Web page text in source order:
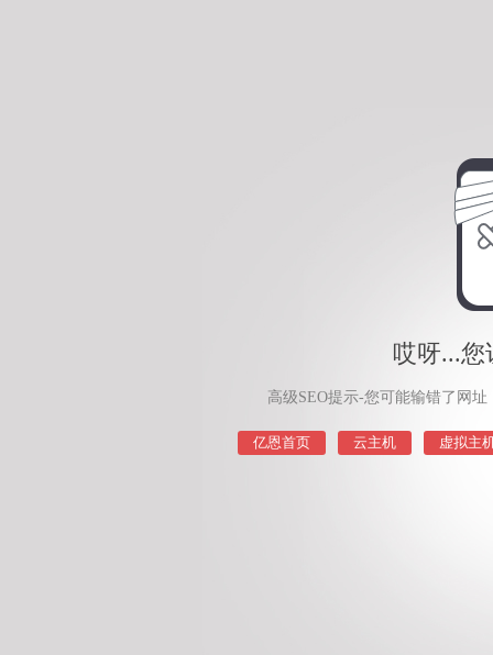
哎呀...您
高级SEO提示-您可能输错了网
亿恩首页 云主机 虚拟主